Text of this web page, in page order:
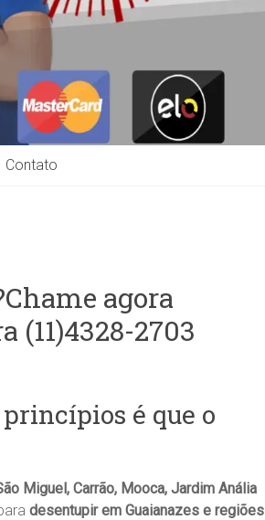
Contato
agora
(11)4328-2703
é que o
Miguel, Carrão, Mooca, Jardim Anália
desentupir em Guaianazes e regiões